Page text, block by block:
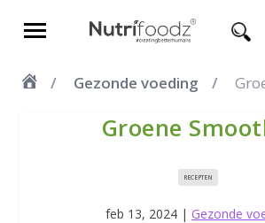
Gezonde voeding
Groene
RECEPTEN
feb 13, 2024 | Gezonde